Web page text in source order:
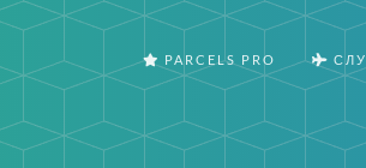
PARCELS PRO